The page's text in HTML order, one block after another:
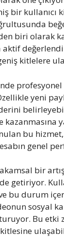
bir kullanıcı
biri olarak
kitlelere
profesyonel
yeni
bu
genel
bir
getiriyor.
bu durum
sosyal
Bu etki